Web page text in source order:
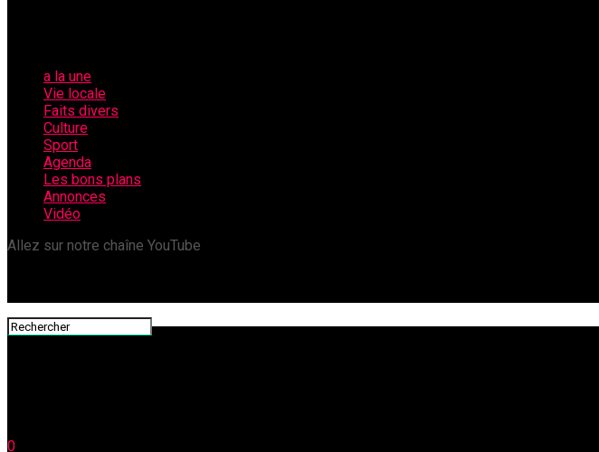
a la une
Vie locale
Faits divers
Culture
Sport
Agenda
Les bons plans
Annonces
Vidéo
Allez sur notre chaîne YouTube
0